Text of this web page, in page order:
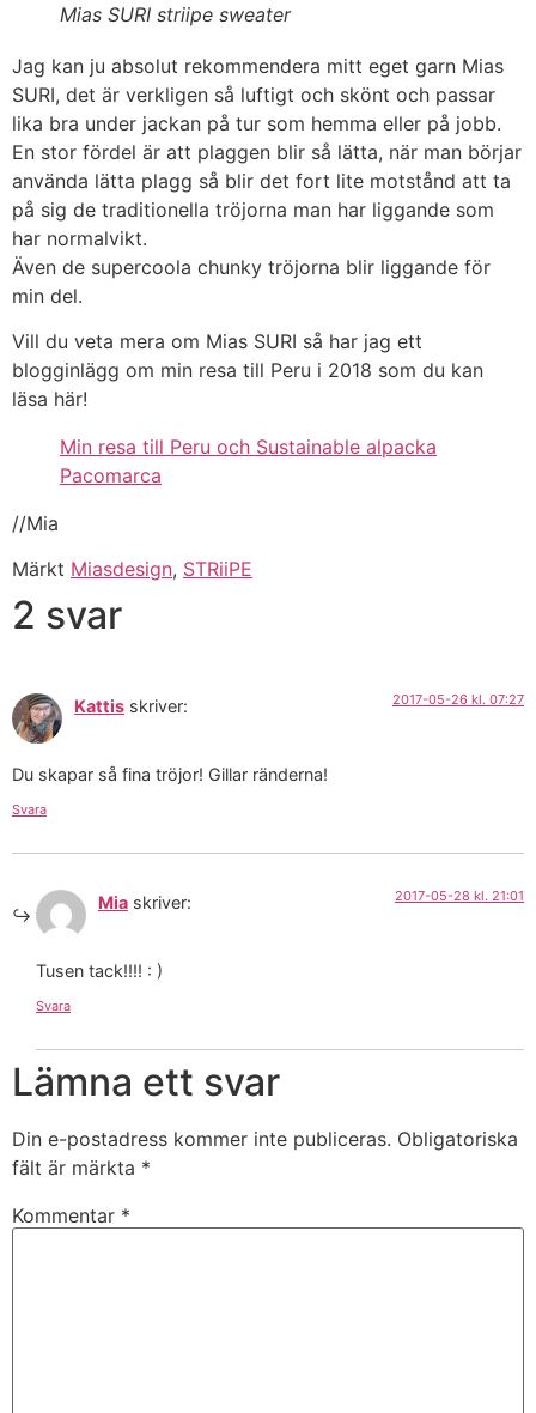
Mias SURI striipe sweater
Jag kan ju absolut rekommendera mitt eget garn Mias
SURI, det är verkligen så luftigt och skönt och passar
lika bra under jackan på tur som hemma eller på jobb.
En stor fördel är att plaggen blir så lätta, när man börjar
använda lätta plagg så blir det fort lite motstånd att ta
på sig de traditionella tröjorna man har liggande som
har normalvikt.
Även de supercoola chunky tröjorna blir liggande för
min del.
Vill du veta mera om Mias SURI så har jag ett
blogginlägg om min resa till Peru i 2018 som du kan
läsa här!
Min resa till Peru och Sustainable alpacka
Pacomarca
//Mia
Märkt Miasdesign, STRiiPE
2 svar
Kattis skriver: 2017-05-26 kl. 07:27
Du skapar så fina tröjor! Gillar ränderna!
Svara
Mia skriver: 2017-05-28 kl. 21:01
Tusen tack!!!! : )
Svara
Lämna ett svar
Din e-postadress kommer inte publiceras. Obligatoriska
fält är märkta *
Kommentar *